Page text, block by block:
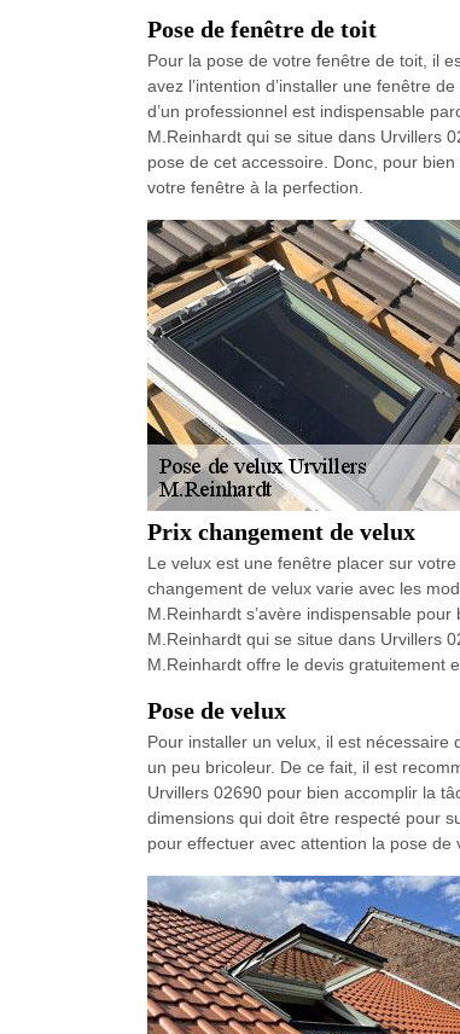
Pose de fenêtre de toit
Pour la pose de votre fenêtre de toit, il
avez l’intention d’installer une fenêtre
d’un professionnel est indispensable
M.Reinhardt qui se situe dans Urvillers
pose de cet accessoire. Donc, pour
votre fenêtre à la perfection.
Prix changement de velux
Le velux est une fenêtre placer sur
changement de velux varie avec les
M.Reinhardt s’avère indispensable
M.Reinhardt qui se situe dans Urvillers
M.Reinhardt offre le devis gratuitement
Pose de velux
Pour installer un velux, il est nécessaire
un peu bricoleur. De ce fait, il est
Urvillers 02690 pour bien accomplir la
dimensions qui doit être respecté pour
pour effectuer avec attention la pose